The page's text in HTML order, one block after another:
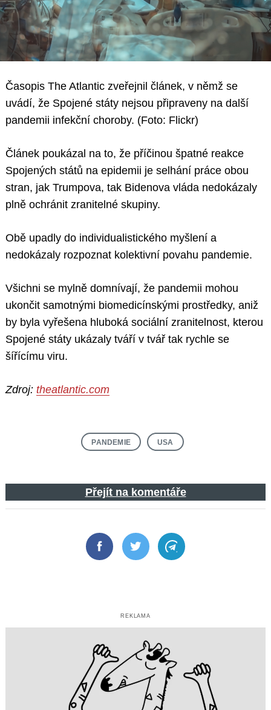
Časopis The Atlantic zveřejnil článek, v němž se
uvádí, že Spojené státy nejsou připraveny na další
pandemii infekční choroby. (Foto: Flickr)
Článek poukázal na to, že příčinou špatné reakce
Spojených států na epidemii je selhání práce obou
stran, jak Trumpova, tak Bidenova vláda nedokázaly
plně ochránit zranitelné skupiny.
Obě upadly do individualistického myšlení a
nedokázaly rozpoznat kolektivní povahu pandemie.
Všichni se mylně domnívají, že pandemii mohou
ukončit samotnými biomedicínskými prostředky, aniž
by byla vyřešena hluboká sociální zranitelnost, kterou
Spojené státy ukázaly tváří v tvář tak rychle se
šířícímu viru.
Zdroj: theatlantic.com
PANDEMIE USA
Přejít na komentáře
FacebookTwitter Telegram
REKLAMA